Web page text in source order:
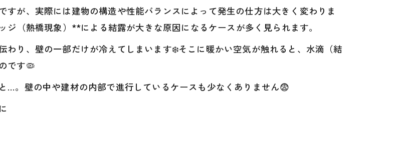
が、実際には建物の構造や性能バランスによって発生の仕方は大きく変わりま
（熱橋現象）**による結露が大きな原因になるケースが多く見られます。
り、壁の一部だけが冷えてしまいます❄️そこに暖かい空気が触れると、水滴（結
です🦠
…。壁の中や建材の内部で進行しているケースも少なくありません😨